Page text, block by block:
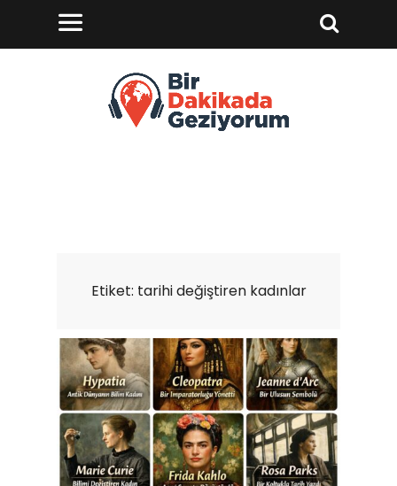
Etiket: tarihi değiştiren kadınlar